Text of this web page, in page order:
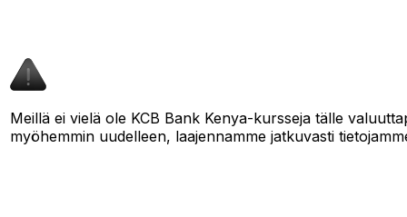
Meillä ei vielä ole KCB Bank Kenya-kursseja tälle
myöhemmin uudelleen, laajennamme jatkuvasti